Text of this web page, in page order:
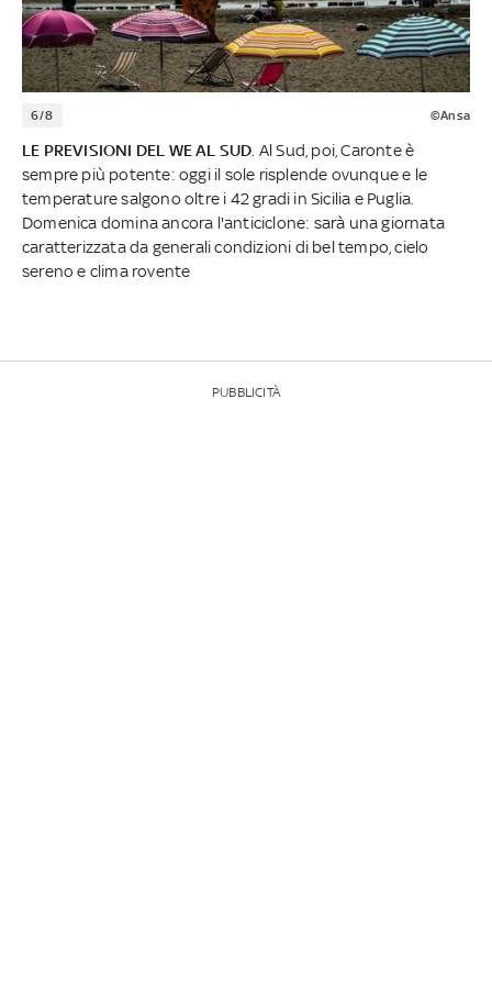
6/8 ©Ansa
LE PREVISIONI DEL WE AL SUD . Al Sud, poi, Caronte è
sempre più potente: oggi il sole risplende ovunque e le
temperature salgono oltre i 42 gradi in Sicilia e Puglia.
Domenica domina ancora l'anticiclone: sarà una giornata
caratterizzata da generali condizioni di bel tempo, cielo
sereno e clima rovente
PUBBLICITÀ